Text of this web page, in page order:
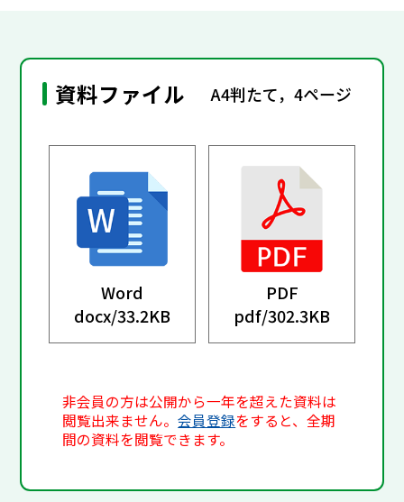
資料ファイル A4判たて，4ページ
Word
docx/33.2KB
PDF
pdf/302.3KB
非会員の方は公開から一年を超えた資料は
閲覧出来ません。会員登録をすると、全期
間の資料を閲覧できます。